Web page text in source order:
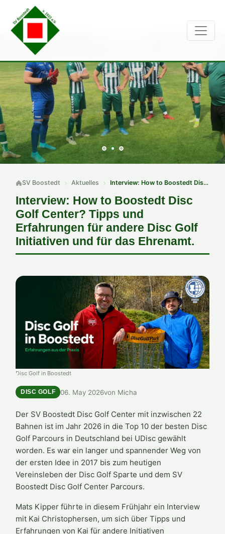
SV Boostedt Aktuelles Interview: How to Boostedt Disc Golf Center? Tipps und Erfahrungen für andere Disc Golf Initiativen und für das Ehrenamt.
Interview: How to Boostedt Disc
Golf Center? Tipps und
Erfahrungen für andere Disc Golf
Initiativen und für das Ehrenamt.
Disc Golf in Boostedt
DISC GOLF 06. May 2026von Micha
Der SV Boostedt Disc Golf Center mit inzwischen 22
Bahnen ist im Jahr 2026 in die Top 10 der besten Disc
Golf Parcours in Deutschland bei UDisc gewählt
worden. Es war ein langer und spannender Weg von
der ersten Idee in 2017 bis zum heutigen
Vereinsleben der Disc Golf Sparte und dem SV
Boostedt Disc Golf Center Parcours.
Mats Kipper führte in diesem Frühjahr ein Interview
mit Kai Christophersen, um sich über Tipps und
Erfahrungen von Kai für andere Initiativen